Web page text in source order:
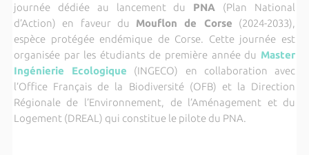
journée dédiée au lancement du PNA (Plan National
d’Action) en faveur du Mouflon de Corse (2024-2033),
espèce protégée endémique de Corse. Cette journée est
organisée par les étudiants de première année du Master
Ingénierie Ecologique (INGECO) en collaboration avec
l’Office Français de la Biodiversité (OFB) et la Direction
Régionale de l’Environnement, de l’Aménagement et du
Logement (DREAL) qui constitue le pilote du PNA.